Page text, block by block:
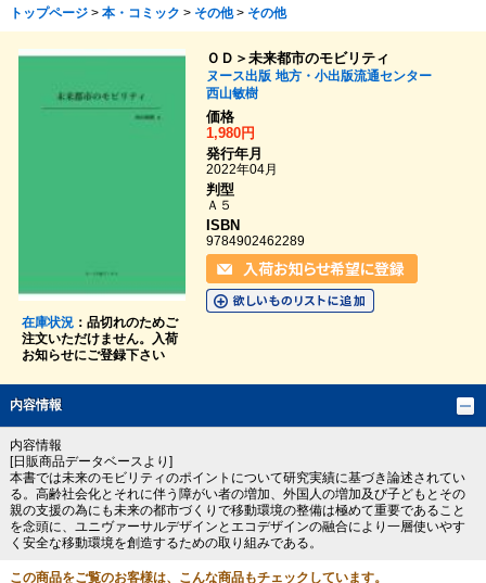
トップページ> 本・コミック > その他> その他
在庫状況：品切れのためご
注文いただけません。入荷
お知らせにご登録下さい
ＯＤ＞未来都市のモビリティ
ヌース出版 地方・小出版流通センター
西山敏樹
価格
1,980円
発行年月
2022年04月
判型
Ａ５
ISBN
9784902462289
内容情報
内容情報
[日販商品データベースより]
本書では未来のモビリティのポイントについて研究実績に基づき論述されてい
る。高齢社会化とそれに伴う障がい者の増加、外国人の増加及び子どもとその
親の支援の為にも未来の都市づくりで移動環境の整備は極めて重要であること
を念頭に、ユニヴァーサルデザインとエコデザインの融合により一層使いやす
く安全な移動環境を創造するための取り組みである。
この商品をご覧のお客様は、こんな商品もチェックしています。